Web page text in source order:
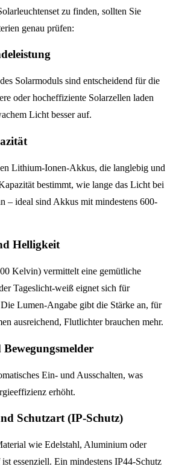
zu finden, sollten Sie
genau prüfen:
Solarmoduls sind entscheidend für die
oder hocheffiziente Solarzellen laden
Licht besser auf.
Lithium-Ionen-Akkus, die langlebig und
bestimmt, wie lange das Licht bei
– ideal sind Akkus mit mindestens 600-
Helligkeit
Kelvin) vermittelt eine gemütliche
Tageslicht-weiß eignet sich für
Lumen-Angabe gibt die Stärke an, für
ausreichend, Flutlichter brauchen mehr.
Ein- und Ausschalten, was
erhöht.
Schutzart (IP-Schutz)
wie Edelstahl, Aluminium oder
essenziell. Ein mindestens IP44-Schutz